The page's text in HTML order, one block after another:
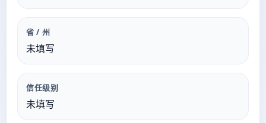
省 / 州
未填写
信任级别
未填写